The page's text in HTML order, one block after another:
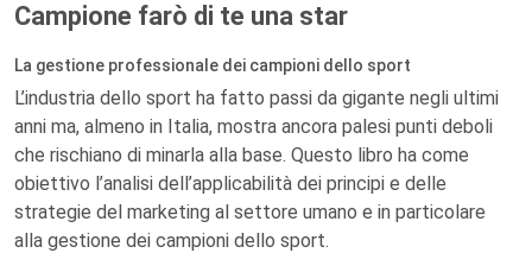
Campione farò di te una star
La gestione professionale dei campioni dello sport
L’industria dello sport ha fatto passi da gigante negli ultimi
anni ma, almeno in Italia, mostra ancora palesi punti deboli
che rischiano di minarla alla base. Questo libro ha come
obiettivo l’analisi dell’applicabilità dei principi e delle
strategie del marketing al settore umano e in particolare
alla gestione dei campioni dello sport.